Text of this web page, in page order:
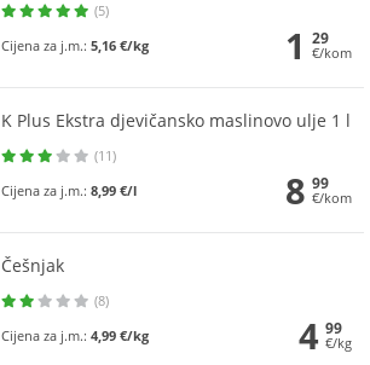
(5)
Cijena za j.m.: 5,16 €/kg 1 29
€/kom
K Plus Ekstra djevičansko maslinovo ulje 1 l
(11)
Cijena za j.m.: 8,99 €/l 8 99
€/kom
Češnjak
(8)
Cijena za j.m.: 4,99 €/kg 4 99
€/kg